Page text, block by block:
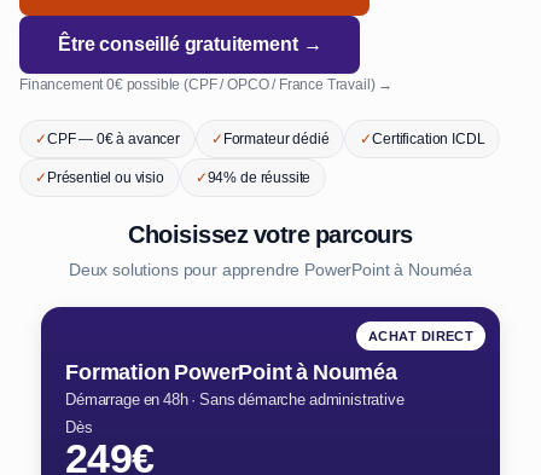
Être conseillé gratuitement →
Financement 0€ possible (CPF / OPCO / France Travail) →
✓CPF — 0€ à avancer ✓Formateur dédié ✓Certification ICDL
✓Présentiel ou visio ✓94% de réussite
Choisissez votre parcours
Deux solutions pour apprendre PowerPoint à Nouméa
ACHAT DIRECT
Formation PowerPoint à Nouméa
Démarrage en 48h · Sans démarche administrative
Dès
249€